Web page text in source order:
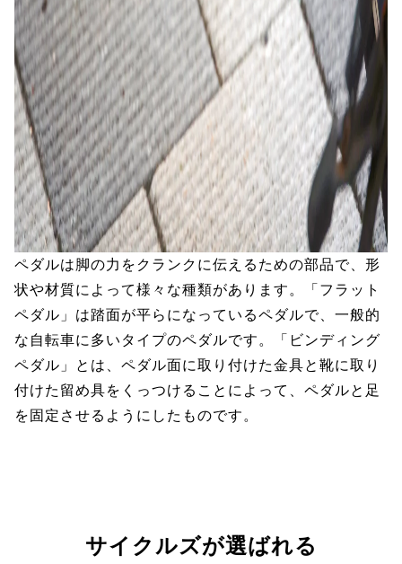
ペダルは脚の力をクランクに伝えるための部品で、形
状や材質によって様々な種類があります。「フラット
ペダル」は踏面が平らになっているペダルで、一般的
な自転車に多いタイプのペダルです。「ビンディング
ペダル」とは、ペダル面に取り付けた金具と靴に取り
付けた留め具をくっつけることによって、ペダルと足
を固定させるようにしたものです。
サイクルズが選ばれる